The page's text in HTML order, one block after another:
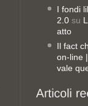
I fondi
2.0 su
atto
Il fact
on-line
vale